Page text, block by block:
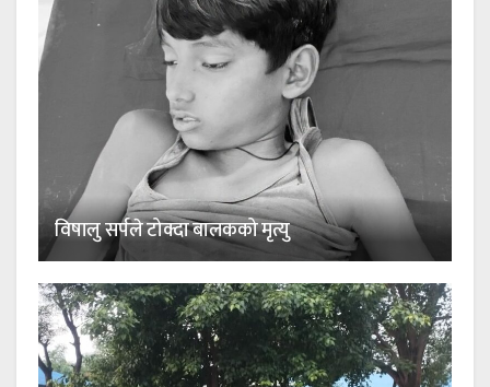
विषालु सर्पले टोक्दा बालकको मृत्यु